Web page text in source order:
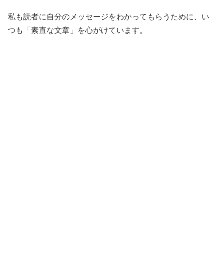
私も読者に自分のメッセージをわかってもらうために、い
つも「素直な文章」を心がけています。